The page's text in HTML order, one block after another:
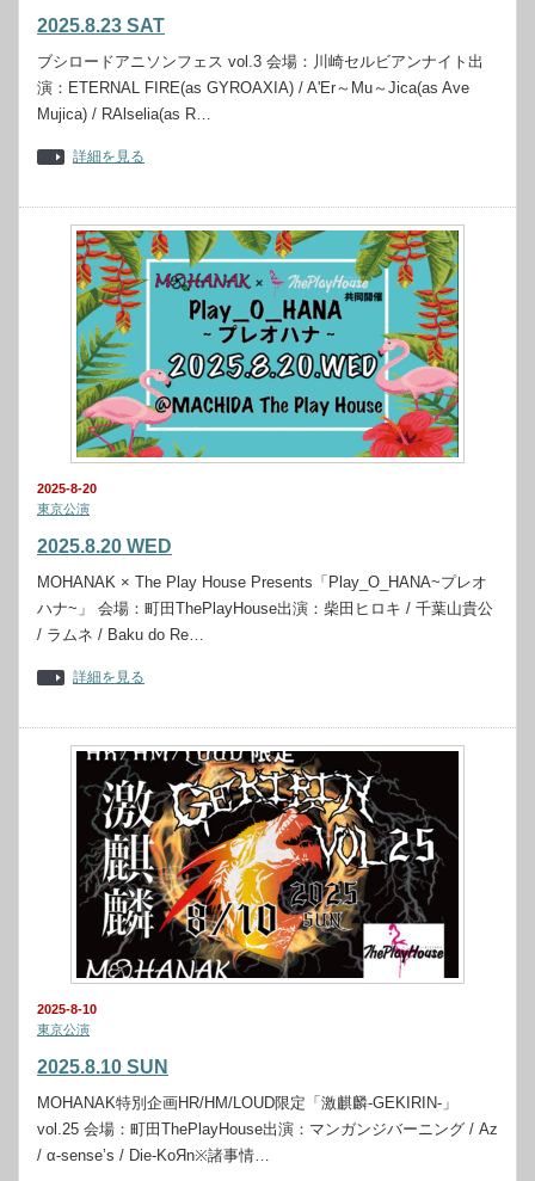
2025.8.23 SAT
ブシロードアニソンフェス vol.3 会場：川崎セルビアンナイト出
演：ETERNAL FIRE(as GYROAXIA) / A'Er～Mu～Jica(as Ave
Mujica) / RAlselia(as R…
詳細を見る
2025-8-20
東京公演
2025.8.20 WED
MOHANAK × The Play House Presents「Play_O_HANA~プレオ
ハナ~」 会場：町田ThePlayHouse出演：柴田ヒロキ / 千葉山貴公
/ ラムネ / Baku do Re…
詳細を見る
2025-8-10
東京公演
2025.8.10 SUN
MOHANAK特別企画HR/HM/LOUD限定「激麒麟-GEKIRIN-」
vol.25 会場：町田ThePlayHouse出演：マンガンジバーニング / Az
/ α-sense’s / Die-KoЯn※諸事情…